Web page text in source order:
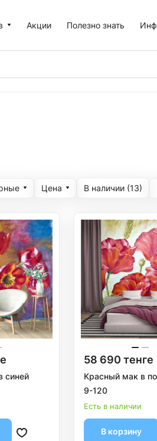
Акции Полезно знать
Цена В наличии (13)
синей
58 690 тенге
Красный мак в
9-120
Есть в наличии
В корзину